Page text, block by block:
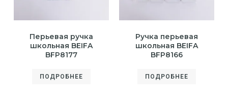
Перьевая ручка
школьная BEIFA
BFP8177
ПОДРОБНЕЕ
Ручка перьевая
школьная BEIFA
BFP8166
ПОДРОБНЕЕ